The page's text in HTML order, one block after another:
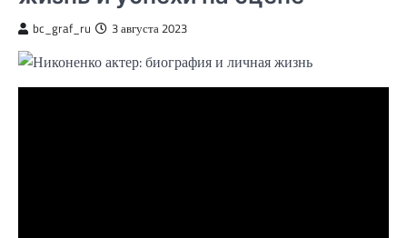
bc_graf_ru 3 августа 2023